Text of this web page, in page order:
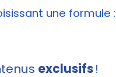
une formule :
exclusifs!